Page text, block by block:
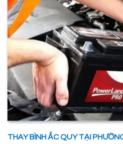
Phường Tăng Nhơn Phú Quận 9 Khi xe không thể khởi động do vấn
đề về điện, có rất nhiều ng
THAY BÌNH ẮC QUY TẠI